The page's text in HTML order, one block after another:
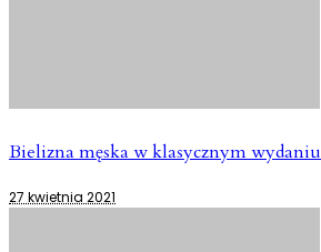
Bielizna męska w klasycznym wydaniu
27 kwietnia 2021